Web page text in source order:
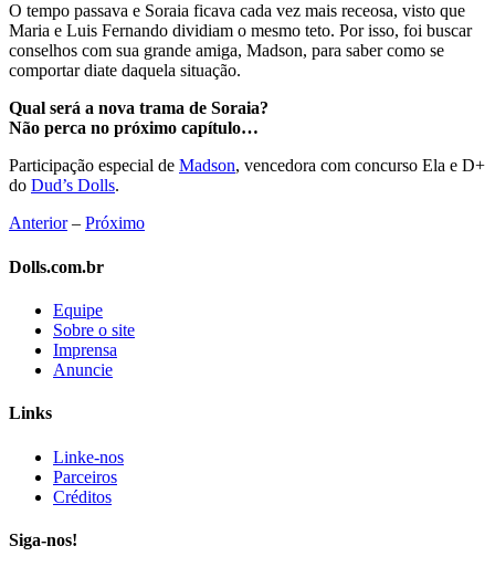
O tempo passava e Soraia ficava cada vez mais receosa, visto que
Maria e Luis Fernando dividiam o mesmo teto. Por isso, foi buscar
conselhos com sua grande amiga, Madson, para saber como se
comportar diate daquela situação.
Qual será a nova trama de Soraia?
Não perca no próximo capítulo…
Participação especial de Madson, vencedora com concurso Ela e D+
do Dud’s Dolls.
Anterior– Próximo
Dolls.com.br
Equipe
Sobre o site
Imprensa
Anuncie
Links
Linke-nos
Parceiros
Créditos
Siga-nos!